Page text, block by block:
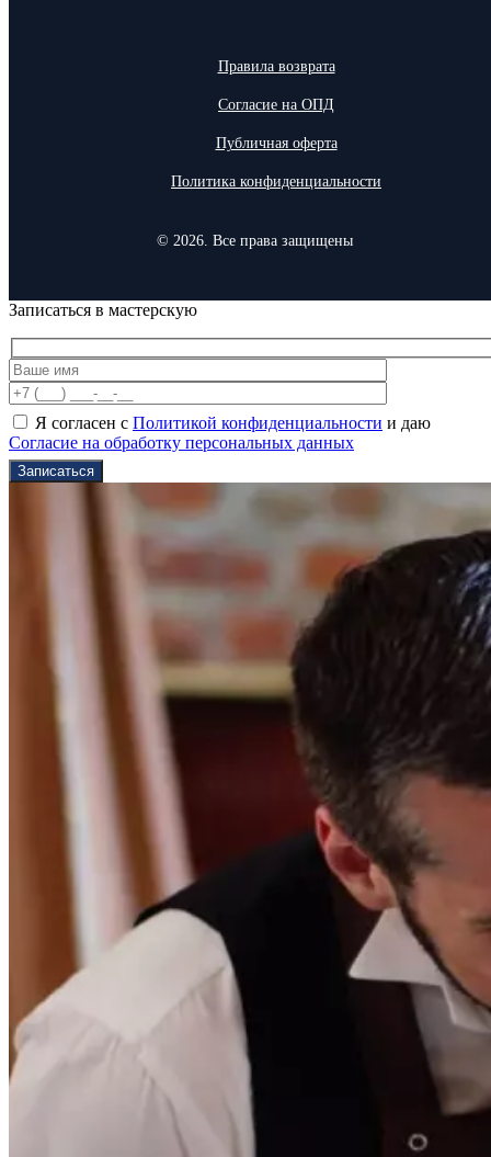
Правила возврата
Согласие на ОПД
Публичная оферта
Политика конфиденциальности
© 2026. Все права защищены
Записаться в мастерскую
Я согласен с Политикой конфиденциальности и даю
Согласие на обработку персональных данных